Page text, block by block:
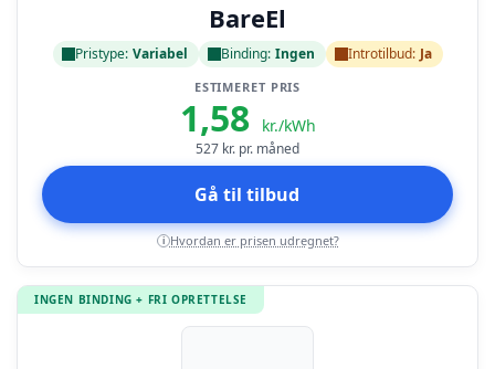
BareEl
Pristype: Variabel Binding: Ingen Introtilbud: Ja
ESTIMERET PRIS
1,58 kr./kWh
527 kr. pr. måned
Gå til tilbud
i Hvordan er prisen udregnet?
INGEN BINDING + FRI OPRETTELSE